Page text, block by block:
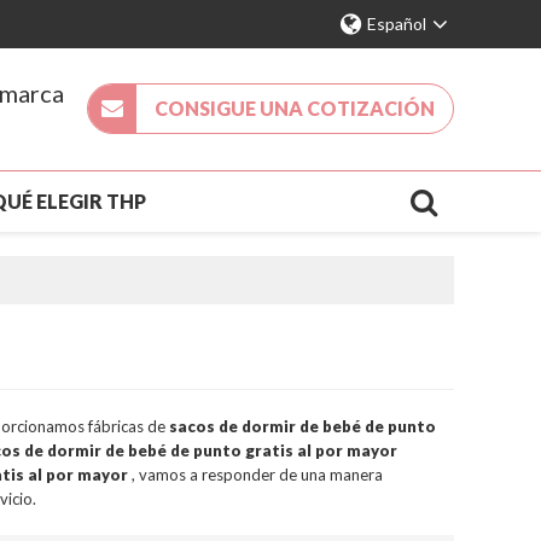
Español
CONSIGUE UNA COTIZACIÓN
ELEGIR THP
fábricas de sacos de dormir de bebé de punto
de dormir de bebé de punto gratis al por mayor
al por mayor, vamos a responder de una manera